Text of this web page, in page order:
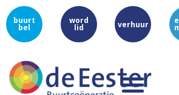
buurt
bel
word
lid verhuur